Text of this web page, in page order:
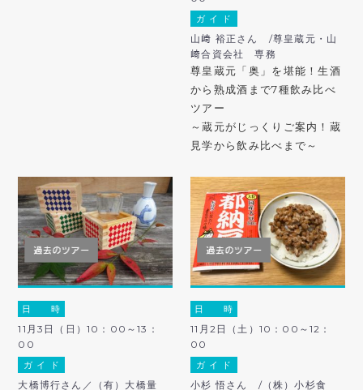
ガ イ ド
山﨑 裕正さん /尊皇蔵元・山
﨑合資会社 専務
尊皇蔵元「奥」を堪能！生酒
から熟成酒まで7種飲み比べ
ツアー
～蔵元がじっくりご案内！蔵
見学から飲み比べまで～
日 時
11月3日（日）10：00～13：
00
ガ イ ド
大橋博行さん／（有）大橋量
日 時
11月2日（土）10：00～12：
00
ガ イ ド
小杉 悟さん /（株）小杉食